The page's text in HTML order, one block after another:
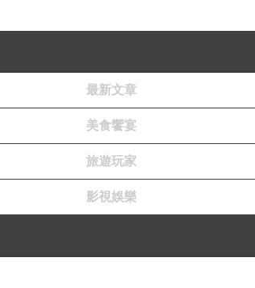
餐廳，第一家海外國際餐廳位於倫敦
知道為什麼這裡的牛排會是她的最
最新文章
美食饗宴
旅遊玩家
影視娛樂